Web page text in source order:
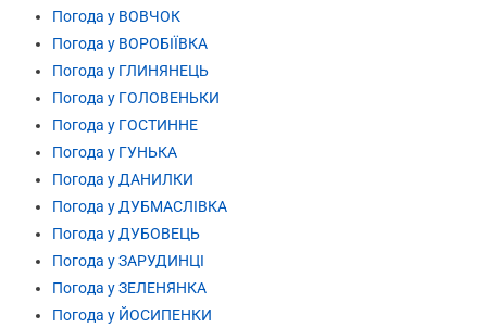
Погода у ВОВЧОК
Погода у ВОРОБІЇВКА
Погода у ГЛИНЯНЕЦЬ
Погода у ГОЛОВЕНЬКИ
Погода у ГОСТИННЕ
Погода у ГУНЬКА
Погода у ДАНИЛКИ
Погода у ДУБМАСЛІВКА
Погода у ДУБОВЕЦЬ
Погода у ЗАРУДИНЦІ
Погода у ЗЕЛЕНЯНКА
Погода у ЙОСИПЕНКИ